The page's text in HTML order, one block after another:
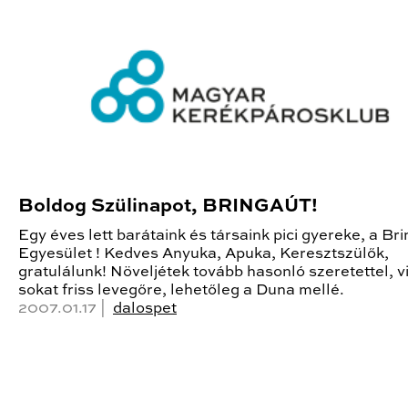
Boldog Szülinapot, BRINGAÚT!
Egy éves lett barátaink és társaink pici gyereke, a
Egyesület ! Kedves Anyuka, Apuka, Keresztszülők,
gratulálunk! Növeljétek tovább hasonló szeretettel,
sokat friss levegőre, lehetőleg a Duna mellé.
2007.01.17 | dalospet